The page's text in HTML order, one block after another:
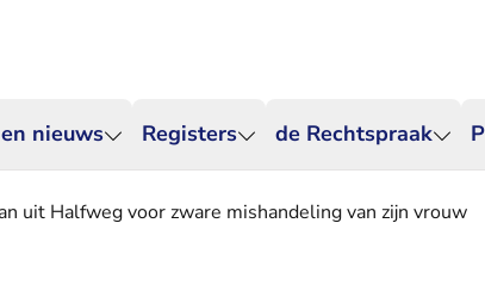
nieuws Registers de Rechtspraak
uit Halfweg voor zware mishandeling van zijn vrouw